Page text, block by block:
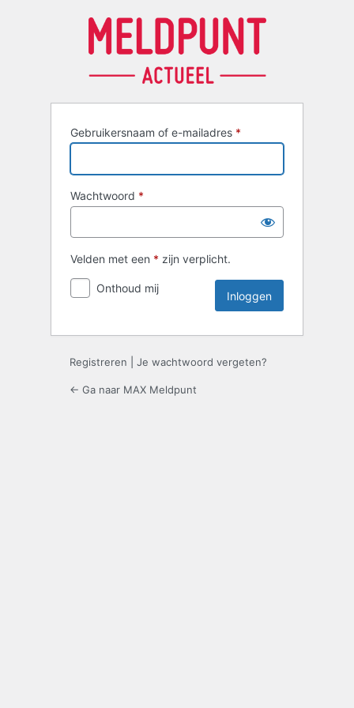
Gebruikersnaam of e-mailadres *
Wachtwoord *
Velden met een * zijn verplicht.
Onthoud mij
Registreren Je wachtwoord vergeten?
← Ga naar MAX Meldpunt